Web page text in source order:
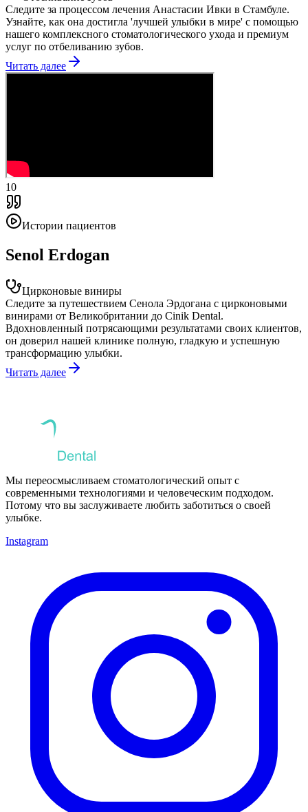
Следите за процессом лечения Анастасии Ивки в Стамбуле.
Узнайте, как она достигла 'лучшей улыбки в мире' с помощью
нашего комплексного стоматологического ухода и премиум
услуг по отбеливанию зубов.
Читать далее
10
Истории пациентов
Senol Erdogan
Цирконовые виниры
Следите за путешествием Сенола Эрдогана с цирконовыми
винирами от Великобритании до Cinik Dental.
Вдохновленный потрясающими результатами своих клиентов,
он доверил нашей клинике полную, гладкую и успешную
трансформацию улыбки.
Читать далее
Мы переосмысливаем стоматологический опыт с
современными технологиями и человеческим подходом.
Потому что вы заслуживаете любить заботиться о своей
улыбке.
Instagram